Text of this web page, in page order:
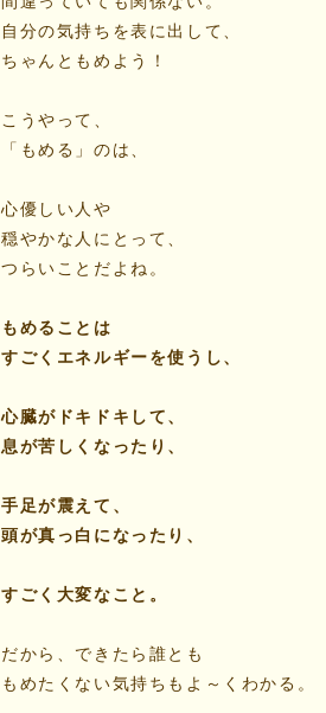
自分の気持ちを表に出して、
ちゃんともめよう！
こうやって、
「もめる」のは、
心優しい人や
穏やかな人にとって、
つらいことだよね。
もめることは
すごくエネルギーを使うし、
心臓がドキドキして、
息が苦しくなったり、
手足が震えて、
頭が真っ白になったり、
すごく大変なこと。
だから、できたら誰とも
もめたくない気持ちもよ～くわかる。